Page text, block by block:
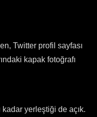
yerleştiği de açık.